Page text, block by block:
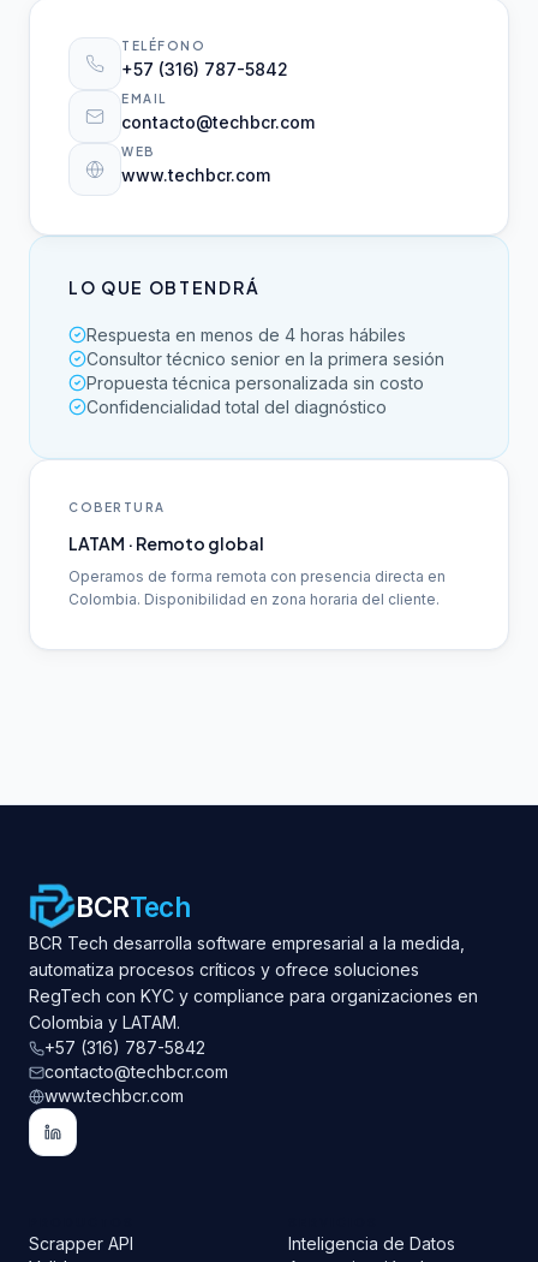
TELÉFONO
+57 (316) 787-5842
EMAIL
contacto@techbcr.com
WEB
www.techbcr.com
LO QUE OBTENDRÁ
Respuesta en menos de 4 horas hábiles
Consultor técnico senior en la primera sesión
Propuesta técnica personalizada sin costo
Confidencialidad total del diagnóstico
COBERTURA
LATAM · Remoto global
Operamos de forma remota con presencia directa en
Colombia. Disponibilidad en zona horaria del cliente.
BCRTech
BCR Tech desarrolla software empresarial a la medida,
automatiza procesos críticos y ofrece soluciones
RegTech con KYC y compliance para organizaciones en
Colombia y LATAM.
+57 (316) 787-5842
contacto@techbcr.com
www.techbcr.com
Scrapper API
Inteligencia de Datos